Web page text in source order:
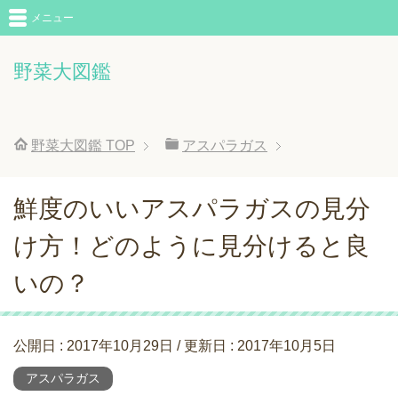
野菜大図鑑
メニュー
野菜大図鑑 TOP アスパラガス
鮮度のいいアスパラガスの見分
け方！どのように見分けると良
いの？
公開日 : 2017年10月29日 / 更新日 : 2017年10月5日
アスパラガス